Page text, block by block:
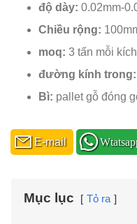
độ dày: 0.02mm-
Chiều rộng:
moq: 3 tấn mỗi
đường kính trong:
Bì: pallet gỗ đóng
E-mail
Mục lục Tỏ ra